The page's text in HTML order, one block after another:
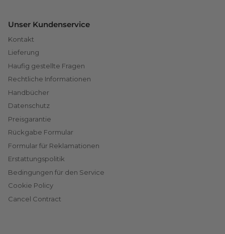
Unser Kundenservice
Kontakt
Lieferung
Haufig gestellte Fragen
Rechtliche Informationen
Handbücher
Datenschutz
Preisgarantie
Rückgabe Formular
Formular für Reklamationen
Erstattungspolitik
Bedingungen für den Service
Cookie Policy
Cancel Contract